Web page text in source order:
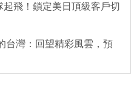
飛！鎖定美日頂級客戶切
台灣：回望精彩風雲，預